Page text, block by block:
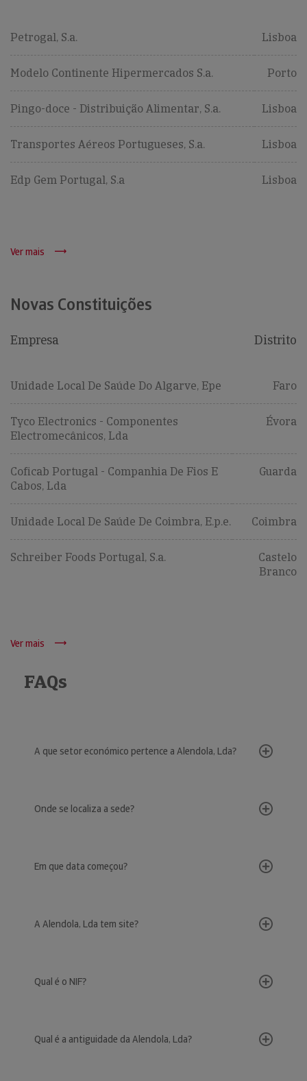
Petrogal, S.a. Lisboa
Modelo Continente Hipermercados S.a. Porto
Pingo-doce - Distribuição Alimentar, S.a. Lisboa
Transportes Aéreos Portugueses, S.a. Lisboa
Edp Gem Portugal, S.a Lisboa
Ver mais
Novas Constituições
Empresa Distrito
Unidade Local De Saúde Do Algarve, Epe Faro
Tyco Electronics - Componentes
Electromecânicos, Lda
Évora
Coficab Portugal - Companhia De Fios E
Cabos, Lda
Guarda
Unidade Local De Saúde De Coimbra, E.p.e. Coimbra
Schreiber Foods Portugal, S.a.
Castelo
Branco
Ver mais
FAQs
A que setor económico pertence a Alendola, Lda?
Onde se localiza a sede?
Em que data começou?
A Alendola, Lda tem site?
Qual é o NIF?
Qual é a antiguidade da Alendola, Lda?